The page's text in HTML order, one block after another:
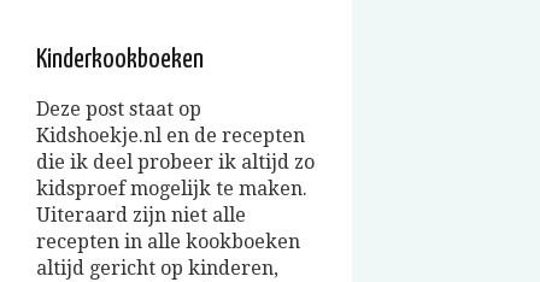
Kinderkookboeken
Deze post staat op
Kidshoekje.nl en de recepten
die ik deel probeer ik altijd zo
kidsproef mogelijk te maken.
Uiteraard zijn niet alle
recepten in alle kookboeken
altijd gericht op kinderen,